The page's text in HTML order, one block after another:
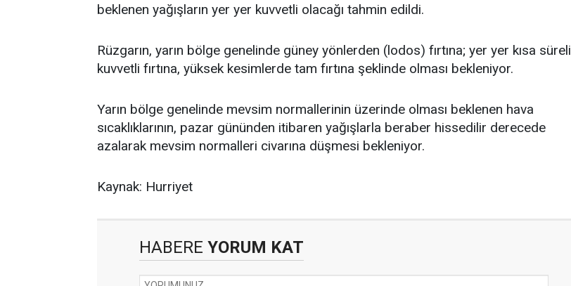
beklenen yağışların yer yer kuvvetli olacağı tahmin edildi.
Rüzgarın, yarın bölge genelinde güney yönlerden (lodos) fırtına; yer yer kısa süreli
kuvvetli fırtına, yüksek kesimlerde tam fırtına şeklinde olması bekleniyor.
Yarın bölge genelinde mevsim normallerinin üzerinde olması beklenen hava
sıcaklıklarının, pazar gününden itibaren yağışlarla beraber hissedilir derecede
azalarak mevsim normalleri civarına düşmesi bekleniyor.
Kaynak: Hurriyet
HABERE YORUM KAT